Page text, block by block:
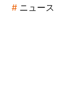
ニュース